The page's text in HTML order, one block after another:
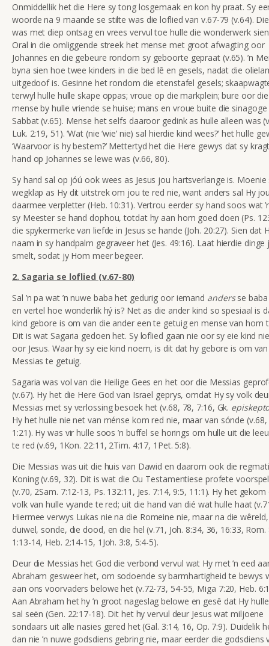
Onmiddellik het die Here sy tong losgemaak en kon hy praat. Sy
woorde na 9 maande se stilte was die loflied van v.67-79 (v.64).
was met diep ontsag en vrees vervul toe hulle die wonderwerk
Oral in die omliggende streek het mense met groot afwagting oor
Johannes en die gebeure rondom sy geboorte gepraat (v.65). ’n
byna sien hoe twee kinders in die bed lê en gesels, nadat die
uitgedoof is. Gesinne het rondom die etenstafel gesels;
terwyl hulle hulle skape oppas; vroue op die markplein; bure oor
mense by hulle vriende se huise; mans en vroue buite die
Sabbat (v.65). Mense het selfs daaroor gedink as hulle alleen was
Luk. 2:19, 51). ‘Wat (nie ‘wie’ nie) sal hierdie kind wees?’ het hulle
‘Waarvoor is hy bestem?’ Mettertyd het die Here gewys dat sy
hand op Johannes se lewe was (v.66, 80).
Sy hand sal op jóú ook wees as Jesus jou hartsverlange is. Moenie
wegklap as Hy dit uitstrek om jou te red nie, want anders sal Hy
daarmee verpletter (Heb. 10:31). Vertrou eerder sy hand soos wat
sy Meester se hand dophou, totdat hy aan hom goed doen (Ps.
die spykermerke van liefde in Jesus se hande (Joh. 20:27). Sien dat
naam in sy handpalm gegraveer het (Jes. 49:16). Laat hierdie
smelt, sodat jy Hom meer begeer.
2. Sagaria se loflied (v.67-80)
Sal ’n pa wat ’n nuwe baba het gedurig oor iemand andersse
en vertel hoe wonderlik hý is? Net as die ander kind so spesiaal is
kind gebore is om van die ander een te getuig en mense van hom
Dit is wat Sagaria gedoen het. Sy loflied gaan nie oor sy eie kind
oor Jesus. Waar hy sy eie kind noem, is dit dat hy gebore is om
Messias te getuig.
Sagaria was vol van die Heilige Gees en het oor die Messias
(v.67). Hy het die Here God van Israel geprys, omdat Hy sy volk
Messias met sy verlossing besoek het (v.68, 78, 7:16, Gk.
Hy het hulle nie net van ménse kom red nie, maar van sónde
1:21). Hy was vir hulle soos ’n buffel se horings om hulle uit die
te red (v.69, 1Kon. 22:11, 2Tim. 4:17, 1Pet. 5:8).
Die Messias was uit die huis van Dawid en daarom ook die
Koning (v.69, 32). Dit is wat die Ou Testamentiese profete
(v.70, 2Sam. 7:12-13, Ps. 132:11, Jes. 7:14, 9:5, 11:1). Hy het
volk van hulle vyande te red; uit die hand van dié wat hulle haat
Hiermee verwys Lukas nie na die Romeine nie, maar na die
duiwel, sonde, die dood, en die hel (v.71, Joh. 8:34, 36, 16:33, Rom.
1:13-14, Heb. 2:14-15, 1Joh. 3:8, 5:4-5).
Deur die Messias het God die verbond vervul wat Hy met ’n eed
Abraham gesweer het, om sodoende sy barmhartigheid te bewys
aan ons voorvaders belowe het (v.72-73, 54-55, Miga 7:20, Heb.
Aan Abraham het hy ’n groot nageslag belowe en gesê dat Hy
sal seën (Gen. 22:17-18). Dit het hy vervul deur Jesus wat miljoene
sondaars uit alle nasies gered het (Gal. 3:14, 16, Op. 7:9). Duidelik
dan nie ’n nuwe godsdiens gebring nie, maar eerder die godsdiens